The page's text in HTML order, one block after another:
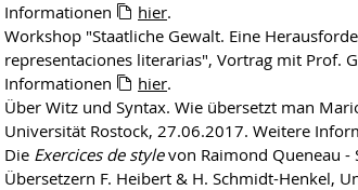
Informationen
hier.
Workshop "Staatliche Gewalt. Eine
representaciones literarias", Vortrag mit Prof.
Informationen
hier.
Über Witz und Syntax. Wie übersetzt man
Universität Rostock, 27.06.2017. Weitere
Die Exercices de stylevon Raimond Queneau -
Übersetzern F. Heibert & H. Schmidt-Henkel,